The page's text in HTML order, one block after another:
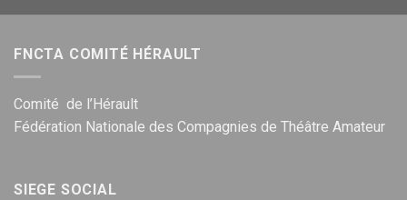
FNCTA COMITÉ HÉRAULT
Comité de l’Hérault
Fédération Nationale des Compagnies de Théâtre Amateur
SIEGE SOCIAL